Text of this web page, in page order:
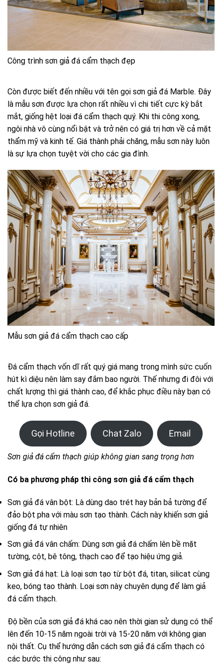
Công trình sơn giả đá cẩm thạch đẹp
Còn được biết đến nhiều với tên gọi sơn giả đá Marble. Đây
là mẫu sơn được lựa chọn rất nhiều vì chi tiết cực kỳ bắt
mắt, giống hệt loại đá cẩm thạch quý. Khi thi công xong,
ngôi nhà vô cùng nổi bật và trở nên có giá trị hơn về cả mặt
thẩm mỹ và kinh tế. Giá thành phải chăng, mẫu sơn này luôn
là sự lựa chọn tuyệt vời cho các gia đình.
Mẫu sơn giả đá cẩm thạch cao cấp
Đá cẩm thạch vốn dĩ rất quý giá mang trong mình sức cuốn
hút kì diệu nên làm say đắm bao người. Thế nhưng đi đôi với
chất lượng thì giá thành cao, để khắc phục điều này bạn có
thể lựa chọn sơn giả đá.
Gọi Hotline Chat Zalo Email
Sơn giả đá cẩm thạch giúp không gian sang trọng hơn
Có ba phương pháp thi công sơn giả đá cẩm thạch
Sơn giả đá vân bột: Là dùng dao trét hay bản bả tường để
đảo bột pha với màu sơn tạo thành. Cách này khiến sơn giả
giống đá tự nhiên
Sơn giả đá vân chấm: Dùng sơn giả đá chấm lên bề mặt
tường, cột, bê tông, thạch cao để tạo hiệu ứng giả.
Sơn giả đá hạt: Là loại sơn tạo từ bột đá, titan, silicat cùng
keo, bóng tạo thành. Loại sơn này chuyên dụng để làm giả
đá cẩm thạch.
Độ bền của sơn giả đá khá cao nên thời gian sử dụng có thể
lên đến 10-15 năm ngoài trời và 15-20 năm với không gian
nội thất. Cụ thể hướng dẫn cách sơn giả đá cẩm thạch có
các bước thi công như sau: